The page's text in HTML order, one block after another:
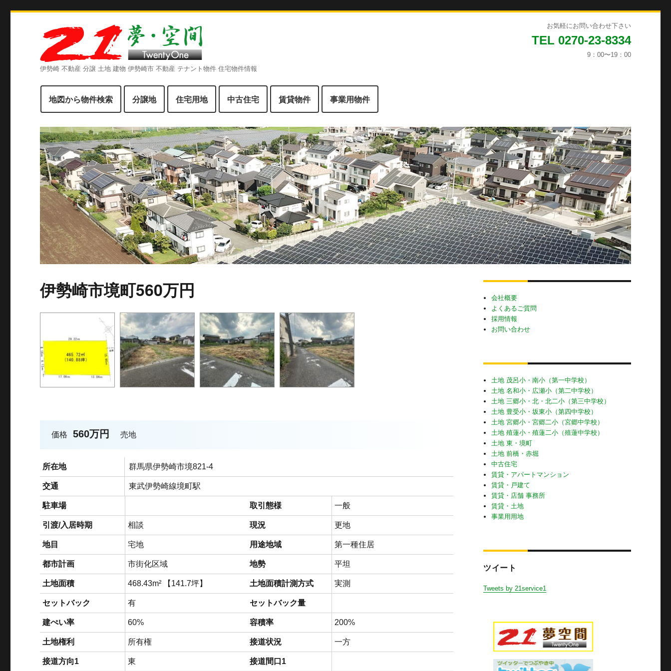
お気軽にお問い合わせ下さい
TEL 0270-23-8334
9：00〜19：00
伊勢崎 不動産 分譲 土地 建物 伊勢崎市 不動産 テナント物件 住宅物件情報
地図から物件検索 分譲地 住宅用地 中古住宅 賃貸物件 事業用物件
伊勢崎市境町560万円
価格 560万円 売地
所在地 群馬県伊勢崎市境821-4
交通 東武伊勢崎線境町駅
駐車場 取引態様 一般
引渡/入居時期 相談 現況 更地
地目 宅地 用途地域 第一種住居
都市計画 市街化区域 地勢 平坦
土地面積 468.43m² 【141.7坪】 土地面積計測方式 実測
セットバック 有 セットバック量
建ぺい率 60% 容積率 200%
土地権利 所有権 接道状況 一方
接道方向1 東 接道間口1
会社概要
よくあるご質問
採用情報
お問い合わせ
土地 茂呂小・南小（第一中学校）
土地 名和小・広瀬小（第二中学校）
土地 三郷小・北・北二小（第三中学校）
土地 豊受小・坂東小（第四中学校）
土地 宮郷小・宮郷二小（宮郷中学校）
土地 殖蓮小・殖蓮二小（殖蓮中学校）
土地 東・境町
土地 前橋・赤堀
中古住宅
賃貸・アパートマンション
賃貸・戸建て
賃貸・店舗 事務所
賃貸・土地
事業用用地
ツイート
Tweets by 21service1